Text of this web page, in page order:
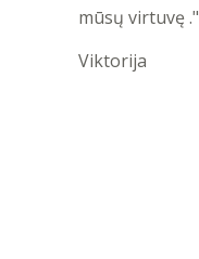
mūsų virtuvę ."
Viktorija